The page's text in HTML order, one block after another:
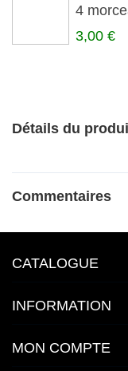
4
3,00 €
Détails du
Commentaires
CATALOGUE
INFORMATION
MON COMPTE